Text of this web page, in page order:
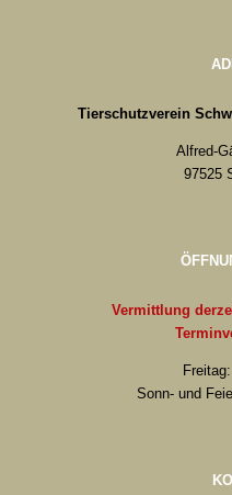
Tierschutzverein
Alfred-
97525
Vermittlung
Sonn- und